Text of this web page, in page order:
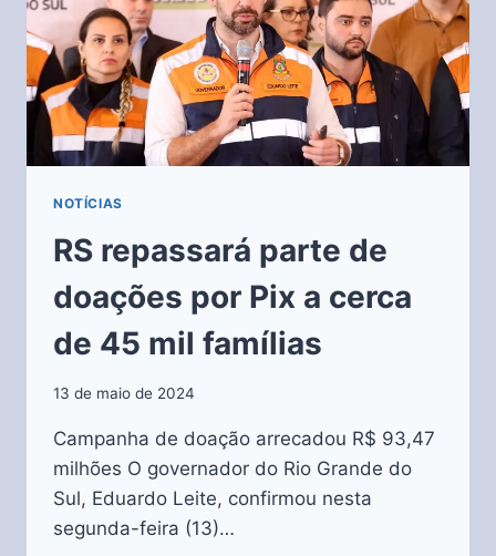
NOTÍCIAS
RS repassará parte de
doações por Pix a cerca
de 45 mil famílias
13 de maio de 2024
Campanha de doação arrecadou R$ 93,47
milhões O governador do Rio Grande do
Sul, Eduardo Leite, confirmou nesta
segunda-feira (13)…